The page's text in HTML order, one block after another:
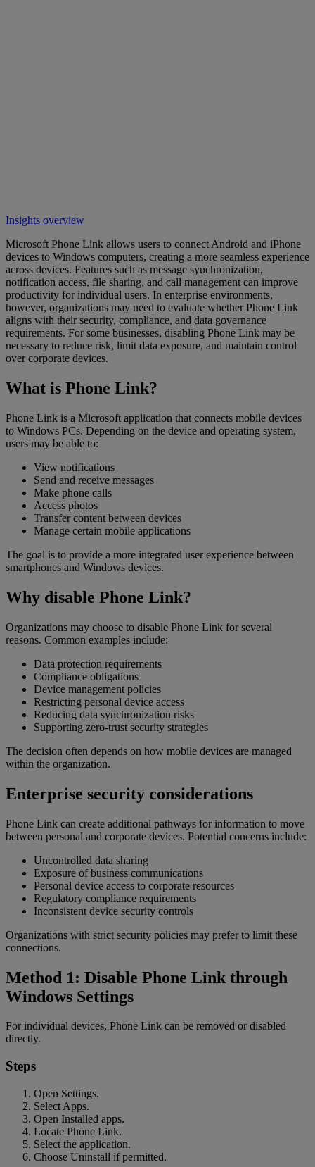
Insights overview
Microsoft Phone Link allows users to connect Android and iPhone
devices to Windows computers, creating a more seamless experience
across devices. Features such as message synchronization,
notification access, file sharing, and call management can improve
productivity for individual users. In enterprise environments,
however, organizations may need to evaluate whether Phone Link
aligns with their security, compliance, and data governance
requirements. For some businesses, disabling Phone Link may be
necessary to reduce risk, limit data exposure, and maintain control
over corporate devices.
What is Phone Link?
Phone Link is a Microsoft application that connects mobile devices
to Windows PCs. Depending on the device and operating system,
users may be able to:
View notifications
Send and receive messages
Make phone calls
Access photos
Transfer content between devices
Manage certain mobile applications
The goal is to provide a more integrated user experience between
smartphones and Windows devices.
Why disable Phone Link?
Organizations may choose to disable Phone Link for several
reasons. Common examples include:
Data protection requirements
Compliance obligations
Device management policies
Restricting personal device access
Reducing data synchronization risks
Supporting zero-trust security strategies
The decision often depends on how mobile devices are managed
within the organization.
Enterprise security considerations
Phone Link can create additional pathways for information to move
between personal and corporate devices. Potential concerns include:
Uncontrolled data sharing
Exposure of business communications
Personal device access to corporate resources
Regulatory compliance requirements
Inconsistent device security controls
Organizations with strict security policies may prefer to limit these
connections.
Method 1: Disable Phone Link through
Windows Settings
For individual devices, Phone Link can be removed or disabled
directly.
Steps
Open Settings.
Select Apps.
Open Installed apps.
Locate Phone Link.
Select the application.
Choose Uninstall if permitted.